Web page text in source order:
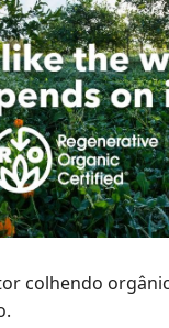
colhendo